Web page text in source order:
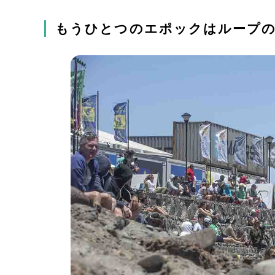
もうひとつのエポックはループ